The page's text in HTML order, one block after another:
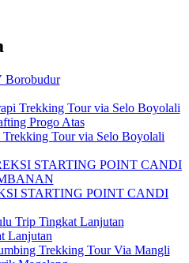
Tour via Selo Boyolali
STARTING POINT CANDI
Lanjutan